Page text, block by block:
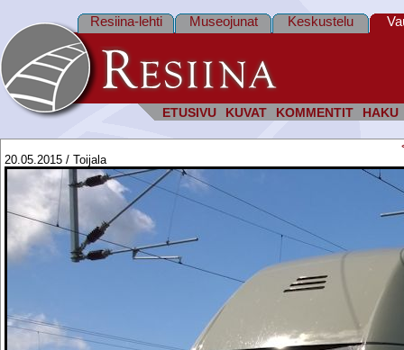
ETUSIVU KUVAT KOMMENTIT HAKU
Resiina-lehti Museojunat Keskustelu
20.05.2015 / Toijala